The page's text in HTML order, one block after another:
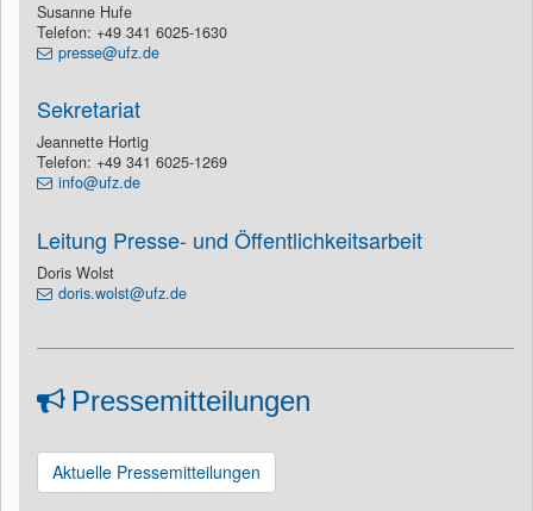
Susanne Hufe
Telefon: +49 341 6025-1630
presse@ufz.de
Sekretariat
Jeannette Hortig
Telefon: +49 341 6025-1269
info@ufz.de
Leitung Presse- und Öffentlichkeitsarbeit
Doris Wolst
doris.wolst@ufz.de
Pressemitteilungen
Aktuelle Pressemitteilungen